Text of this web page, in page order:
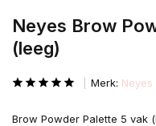
Neyes Brow
(leeg)
Merk: Neyes
Brow Powder Palette 5 vak